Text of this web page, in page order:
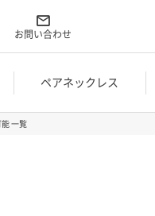
お問い合わせ
ペアネックレス
能 一覧